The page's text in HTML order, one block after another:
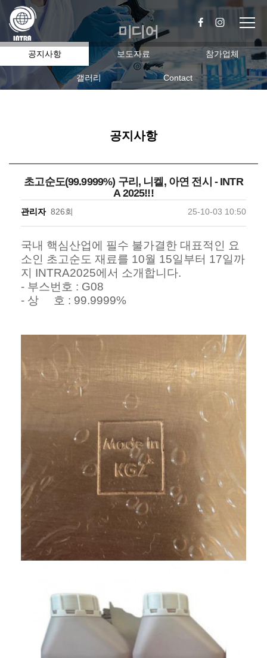
미디어
공지사항 보도자료 참가업체
갤러리 Contact
공지사항
초고순도(99.9999%) 구리, 니켈, 아연 전시 - INTR
A 2025!!!
관리자 826회 25-10-03 10:50
국내 핵심산업에 필수 불가결한 대표적인 요
소인 초고순도 재료를 10월 15일부터 17일까
지 INTRA2025에서 소개합니다.
- 부스번호 : G08
- 상 호 : 99.9999%